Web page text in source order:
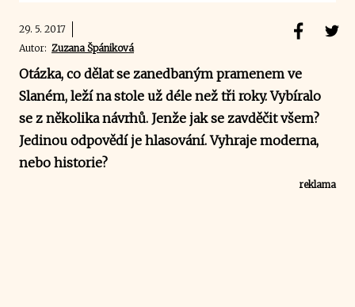
29. 5. 2017
Autor: Zuzana Špániková
Otázka, co dělat se zanedbaným pramenem ve
Slaném, leží na stole už déle než tři roky. Vybíralo
se z několika návrhů. Jenže jak se zavděčit všem?
Jedinou odpovědí je hlasování. Vyhraje moderna,
nebo historie?
reklama